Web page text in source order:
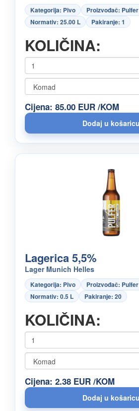
Kategorija: Pivo
Proizvođač: Pulfer
Normativ: 25.00 L
Pakiranje: 1
KOLIČINA:
Cijena: 85.00 EUR /KOM
Lagerica 5,5%
Lager Munich Helles
Kategorija: Pivo
Proizvođač: Pulfer
Normativ: 0.5 L
Pakiranje: 20
KOLIČINA:
Cijena: 2.38 EUR /KOM